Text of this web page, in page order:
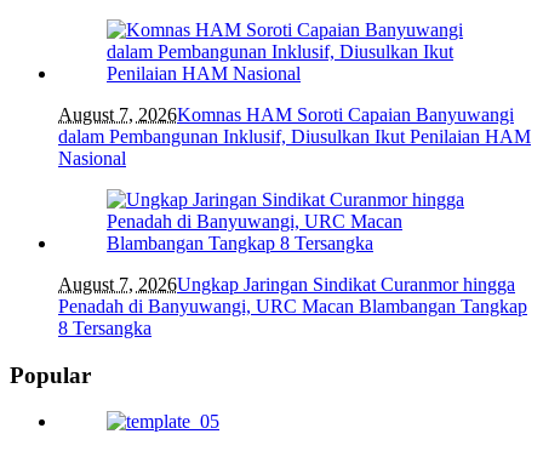
August 7, 2026Komnas HAM Soroti Capaian Banyuwangi
dalam Pembangunan Inklusif, Diusulkan Ikut Penilaian HAM
Nasional
August 7, 2026Ungkap Jaringan Sindikat Curanmor hingga
Penadah di Banyuwangi, URC Macan Blambangan Tangkap
8 Tersangka
Popular